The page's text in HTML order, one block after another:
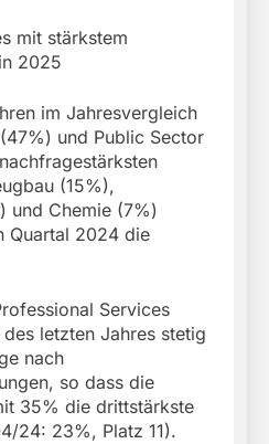
mit stärkstem
2025
im Jahresvergleich
und Public Sector
(15%),
und Chemie (7%)
Quartal 2024 die
Services
letzten Jahres stetig
nach
so dass die
35% die drittstärkste
24: 23%, Platz 11).